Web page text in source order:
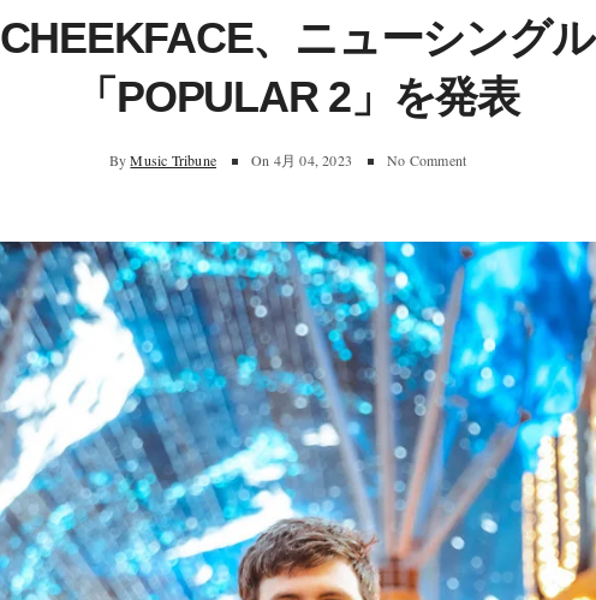
CHEEKFACE、ニューシングル
「POPULAR 2」を発表
By Music Tribune On 4月 04, 2023 No Comment